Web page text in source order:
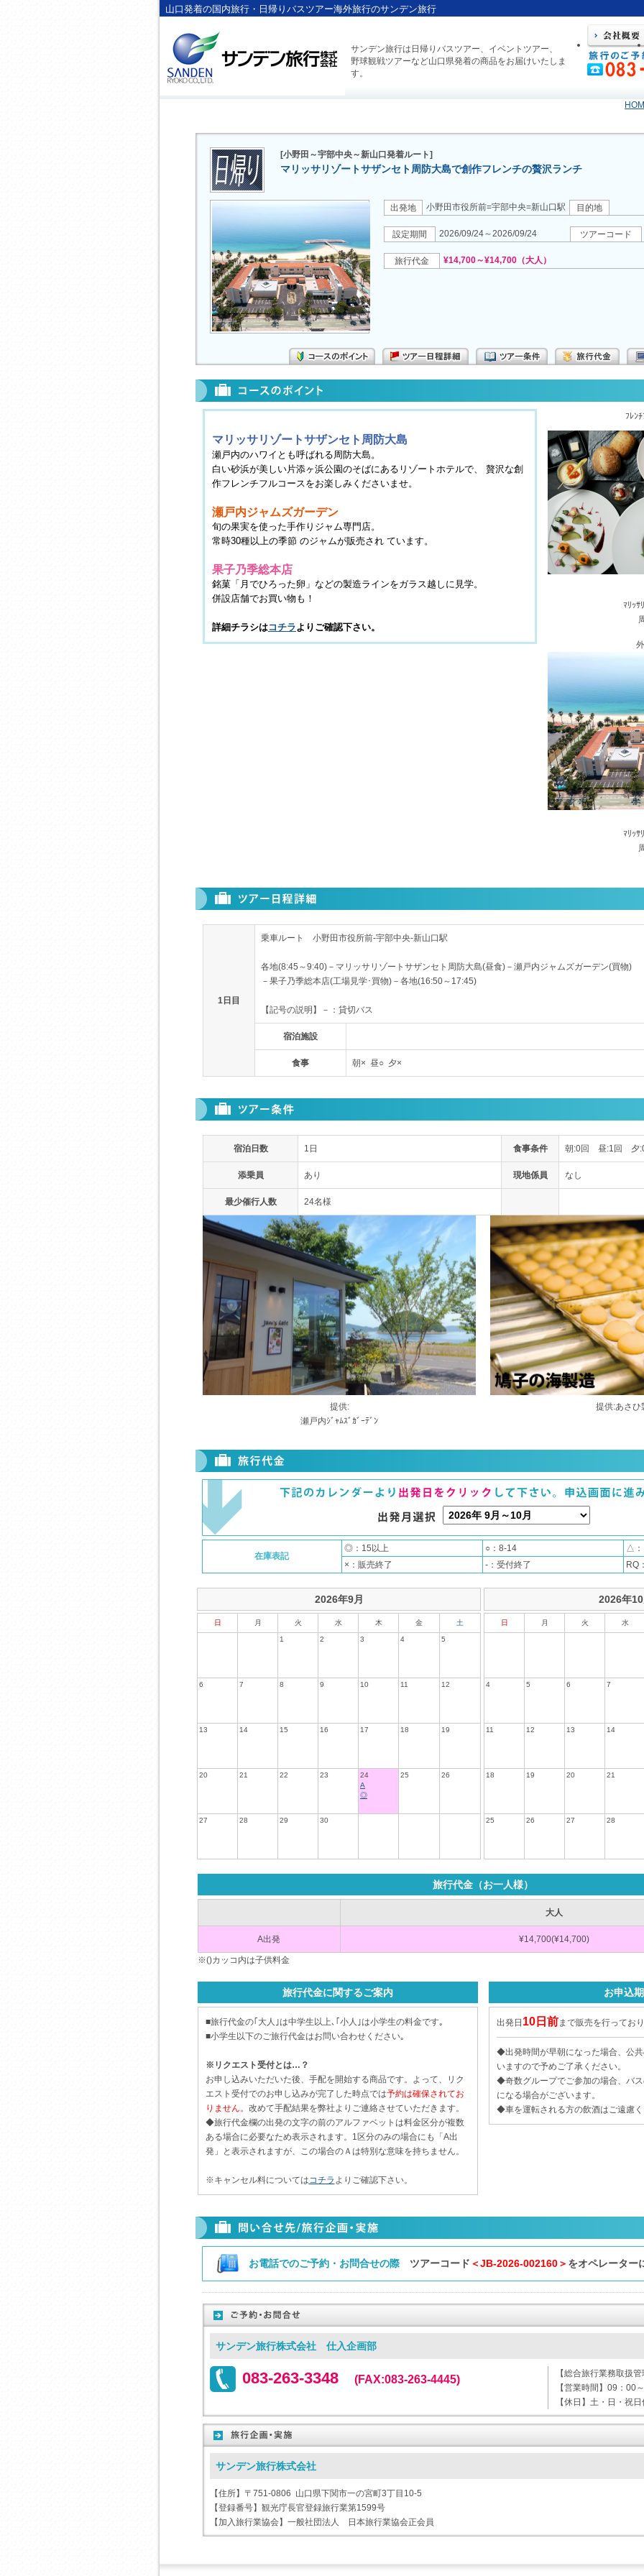
山口発着の国内旅行・日帰りバスツアー海外旅行のサンデン旅行
サンデン旅行は日帰りバスツアー、イベントツアー、
野球観戦ツアーなど山口県発着の商品をお届けいたしま
す。
[小野田～宇部中央～新山口発着ルート]
マリッサリゾートサザンセト周防大島で創作フレンチの贅沢ランチ
出発地 小野田市役所前=宇部中央=新山口駅 目的地
設定期間 2026/09/24～2026/09/24 ツアーコード
旅行代金 ¥14,700～¥14,700（大人）
マリッサリゾートサザンセト周防大島
瀬戸内のハワイとも呼ばれる周防大島。
白い砂浜が美しい片添ヶ浜公園のそばにあるリゾートホテルで、 贅沢な創
作フレンチフルコースをお楽しみくださいませ。
瀬戸内ジャムズガーデン
旬の果実を使った手作りジャム専門店。
常時30種以上の季節 のジャムが販売され ています。
果子乃季総本店
銘菓「月でひろった卵」などの製造ラインをガラス越しに見学。
併設店舗でお買い物も！
詳細チラシはコチラよりご確認下さい。
ﾌﾚﾝ
ﾏﾘｯｻ
ﾏﾘｯｻ
1日目
乗車ルート 小野田市役所前-宇部中央-新山口駅
各地(8:45～9:40)－マリッサリゾートサザンセト周防大島(昼食)－瀬戸内ジャムズガーデン(買物)
－果子乃季総本店(工場見学･買物)－各地(16:50～17:45)
【記号の説明】－：貸切バス
宿泊施設
食事 朝× 昼○ 夕×
宿泊日数 1日 食事条件 朝:0回 昼:1回 夕
添乗員 あり 現地係員 なし
最少催行人数 24名様
提供:
瀬戸内ｼﾞｬﾑｽﾞｶﾞｰﾃﾞﾝ
提供:あさひ
在庫表記
◎：15以上 ○：8-14
△：
×：販売終了
-：受付終了 RQ
2026年9月
日 月 火 水 木 金 土
1 2 3 4 5
6 7 8 9 10 11 12
13 14 15 16 17 18 19
20 21 22 23
24
A
◎
25 26
27 28 29 30
2026年
日 月 火 水
4 5 6 7
11 12 13 14
18 19 20 21
25 26 27 28
旅行代金（お一人様）
大人
A出発 ¥14,700(¥14,700)
※()カッコ内は子供料金
旅行代金に関するご案内
■旅行代金の｢大人｣は中学生以上､｢小人｣は小学生の料金です｡
■小学生以下のご旅行代金はお問い合わせください｡
※リクエスト受付とは…？
お申し込みいただいた後、手配を開始する商品です。よって、リク
エスト受付でのお申し込みが完了した時点では予約は確保されてお
りません。 改めて手配結果を弊社よりご連絡させていただきます。
◆旅行代金欄の出発の文字の前のアルファベットは料金区分が複数
ある場合に必要なため表示されます。1区分のみの場合にも「A出
発」と表示されますが、この場合のＡは特別な意味を持ちません。
※キャンセル料についてはコチラ よりご確認下さい。
お申込
出発日 10日前まで販売を行ってお
◆出発時間が早朝になった場合、公
いますので予めご了承ください。
◆奇数グループでご参加の場合、バ
になる場合がございます。
◆車を運転される方の飲酒はご遠慮
お電話でのご予約・お問合せの際ツアーコード ＜JB-2026-002160＞ をオペレーター
サンデン旅行株式会社 仕入企画部
083-263-3348 (FAX:083-263-4445)
【総合旅行業務取扱
【営業時間】09：00
【休日】土・日・祝
サンデン旅行株式会社
【住所】〒751-0806 山口県下関市一の宮町3丁目10-5
【登録番号】観光庁長官登録旅行業第1599号
【加入旅行業協会】一般社団法人 日本旅行業協会正会員